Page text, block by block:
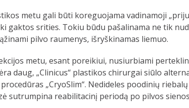
metu gali būti koreguojama vadinamoji
gaktos srities. Tokiu būdu pašalinama ne tik
pilvo raumenys, išryškinamas liemuo.
metu, esant poreikiui, nusiurbiami
daug, „Clinicus“ plastikos chirurgai siūlo
„CryoSlim“. Nedideles poodinių
sutrumpina reabilitacinį periodą po pilvos